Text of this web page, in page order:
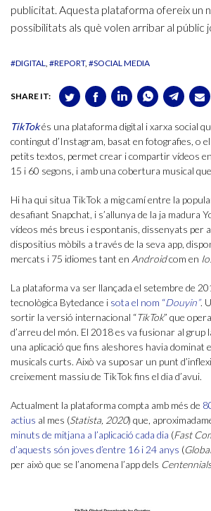
publicitat. Aquesta plataforma ofereix un
possibilitats als què volen arribar al públic
#DIGITAL #REPORT #SOCIAL MEDIA
SHARE IT:
TikTokés una plataforma digital i xarxa social
contingut d’Instagram, basat en fotografies, o
petits textos, permet crear i compartir vídeos
15 i 60 segons, i amb una cobertura musical que
Hi ha qui situa TikTok a mig camí entre la
desafiant Snapchat, i s’allunya de la ja madura
vídeos més breus i espontanis, dissenyats per
dispositius mòbils a través de la seva app,
mercats i 75 idiomes tant en Androidcom en
La plataforma va ser llançada el setembre de
tecnològica Bytedance i sota el nom “Douyin”.
sortir la versió internacional “TikTok” que
d’arreu del món. El 2018 es va fusionar al grup
una aplicació que fins aleshores havia dominat
musicals curts. Això va suposar un punt
creixement massiu de TikTok fins el dia d’avui.
Actualment la plataforma compta amb més de
actius al mes (Statista, 2020) que,
minuts de mitjana a l’aplicació cada dia (Fast
d’aquests són joves d’entre 16 i 24 anys (
per això que se l’anomena l’app dels Centennials